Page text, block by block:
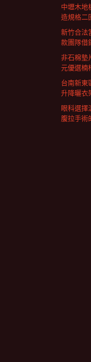
中壢木地
造規格二
新竹合法
款團隊借
非石棉墊
元優選楠
台南新東
升降曬衣
眼科選擇
腹拉手術